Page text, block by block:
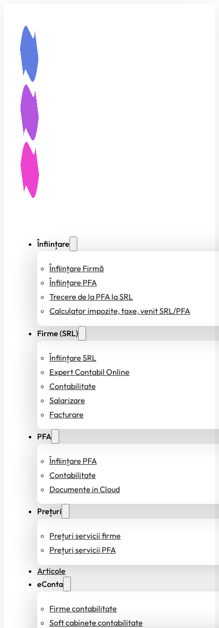
Înființare
Înființare Firmă
Înființare PFA
Trecere de la PFA la SRL
Calculator impozite, taxe, venit SRL/PFA
Firme (SRL)
Înființare SRL
Expert Contabil Online
Contabilitate
Salarizare
Facturare
PFA
Înființare PFA
Contabilitate
Documente in Cloud
Prețuri
Prețuri servicii firme
Prețuri servicii PFA
Articole
eConta
Firme contabilitate
Soft cabinete contabilitate